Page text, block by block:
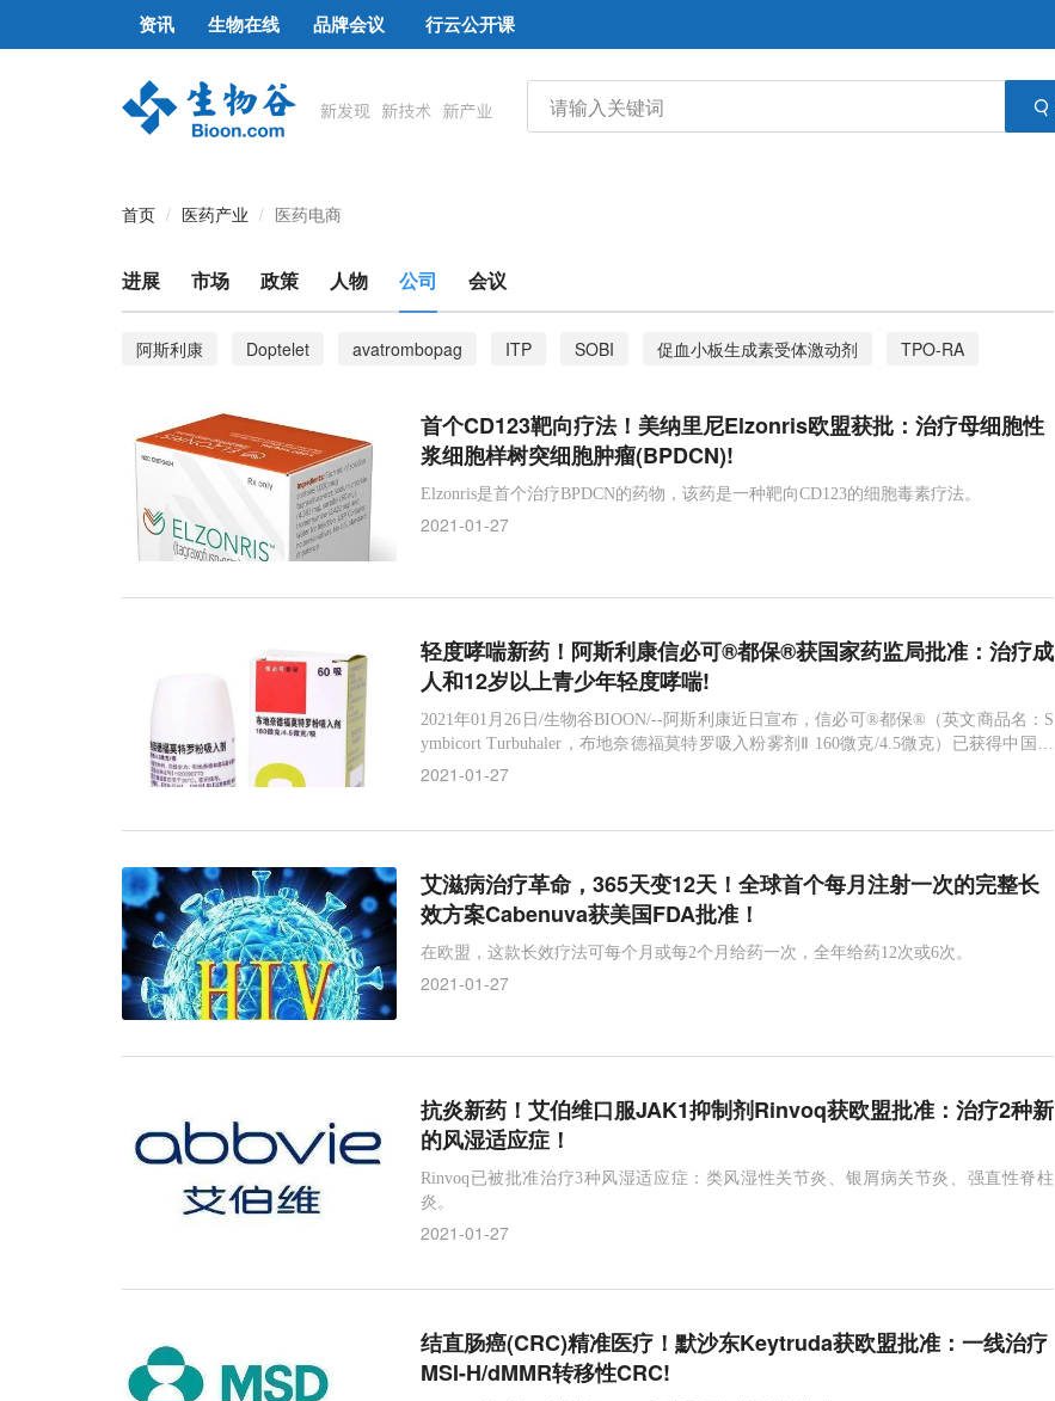
资讯 生物在线 品牌会议 行云公开课
首页 医药产业 医药电商
进展 市场 政策 人物 公司 会议
阿斯利康 Doptelet avatrombopag ITP SOBI 促血小板生成素受体激动剂
TPO-RA
2型糖尿病
慢性免疫性血小板减少症 血小板减少症 narsoplimab MASP-2 Omeros
TMA
造血干细胞移植
血栓性微血管病 HSCT 第一三共 Enhertu ADC HER2
乳腺癌
抗体偶联药物
DHE
葛兰素史克 JAK抑制剂 可瑞达 MSI-H
帕博利珠单抗
微卫星不稳定
BPDCN 结直肠癌 Keytruda dMMR upadacitinib
银屑病关节炎 默沙东
首个CD123靶向疗法！美纳里尼Elzonris欧盟获批：治疗母细胞性
浆细胞样树突细胞肿瘤(BPDCN)!
Elzonris是首个治疗BPDCN的药物，该药是一种靶向CD123的细胞毒素疗法。
2021-01-27
轻度哮喘新药！阿斯利康信必可®都保®获国家药监局批准：治疗成
人和12岁以上青少年轻度哮喘!
2021年01月26日/生物谷BIOON/--阿斯利康近日宣布，信必可®都保®（英文商品名：S
ymbicort Turbuhaler，布地奈德福莫特罗吸入粉雾剂Ⅱ 160微克/4.5微克）已获得中国国
家药品监督管理局（NMPA）正式批准，用于成人和12岁以上青少年轻度哮喘患者的抗
2021-01-27
艾滋病治疗革命，365天变12天！全球首个每月注射一次的完整长
效方案Cabenuva获美国FDA批准！
在欧盟，这款长效疗法可每个月或每2个月给药一次，全年给药12次或6次。
2021-01-27
抗炎新药！艾伯维口服JAK1抑制剂Rinvoq获欧盟批准：治疗2种新
的风湿适应症！
Rinvoq已被批准治疗3种风湿适应症：类风湿性关节炎、银屑病关节炎、强直性脊柱
炎。
2021-01-27
结直肠癌(CRC)精准医疗！默沙东Keytruda获欧盟批准：一线治疗
MSI-H/dMMR转移性CRC!